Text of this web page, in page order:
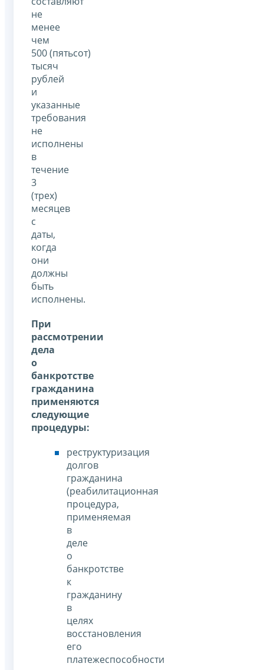
не
менее
чем
500 (пятьсот)
тысяч
рублей
и
указанные
требования
не
исполнены
в
течение
3
(трех)
месяцев
с
даты,
когда
они
должны
быть
исполнены.
При
рассмотрении
дела
о
банкротстве
гражданина
применяются
следующие
процедуры:
реструктуризация
долгов
гражданина
(реабилитационная
процедура,
применяемая
в
деле
о
банкротстве
к
гражданину
в
целях
восстановления
его
платежеспособности